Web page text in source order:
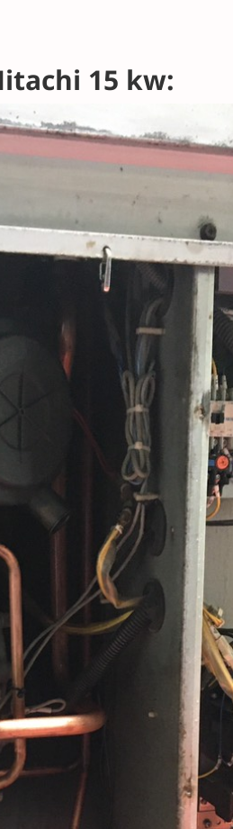
15 kw: